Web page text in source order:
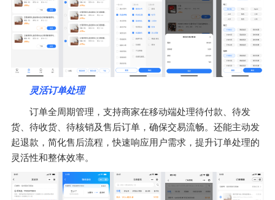
灵活订单处理
订单全周期管理，支持商家在移动端处理待付款、待发
货、待收货、待核销及售后订单，确保交易流畅。还能主动发
起退款，简化售后流程，快速响应用户需求，提升订单处理的
灵活性和整体效率。